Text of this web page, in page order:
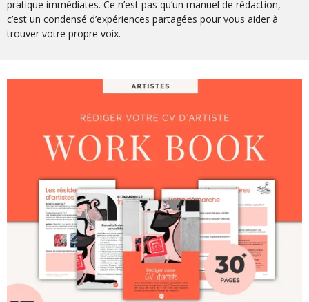
pratique immédiates. Ce n’est pas qu’un manuel de rédaction,
c’est un condensé d’expériences partagées pour vous aider à
trouver votre propre voix.